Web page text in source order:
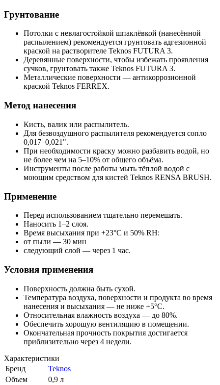
Грунтование
Потолки с невлагостойкой шпаклёвкой (нанесённой
распылением) рекомендуется грунтовать адгезионной
краской на растворителе Teknos FUTURA 3.
Деревянные поверхности, чтобы избежать проявления
сучков, грунтовать также Teknos FUTURA 3.
Металлические поверхности — антикоррозионной
краской Teknos FERREX.
Метод нанесения
Кисть, валик или распылитель.
Для безвоздушного распылителя рекомендуется сопло
0,017–0,021".
При необходимости краску можно разбавить водой, но
не более чем на 5–10% от общего объёма.
Инструменты после работы мыть тёплой водой с
моющим средством для кистей Teknos RENSA BRUSH.
Применение
Перед использованием тщательно перемешать.
Наносить 1–2 слоя.
Время высыхания при +23°C и 50% RH:
от пыли — 30 мин
следующий слой — через 1 час.
Условия применения
Поверхность должна быть сухой.
Температура воздуха, поверхности и продукта во время
нанесения и высыхания — не ниже +5°C.
Относительная влажность воздуха — до 80%.
Обеспечить хорошую вентиляцию в помещении.
Окончательная прочность покрытия достигается
приблизительно через 4 недели.
Характеристики
Бренд
Teknos
Объем
0,9 л